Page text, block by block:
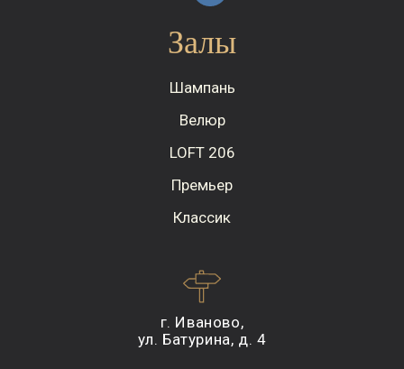
Залы
Шампань
Велюр
LOFT 206
Премьер
Классик
г. Иваново,
ул. Батурина, д. 4